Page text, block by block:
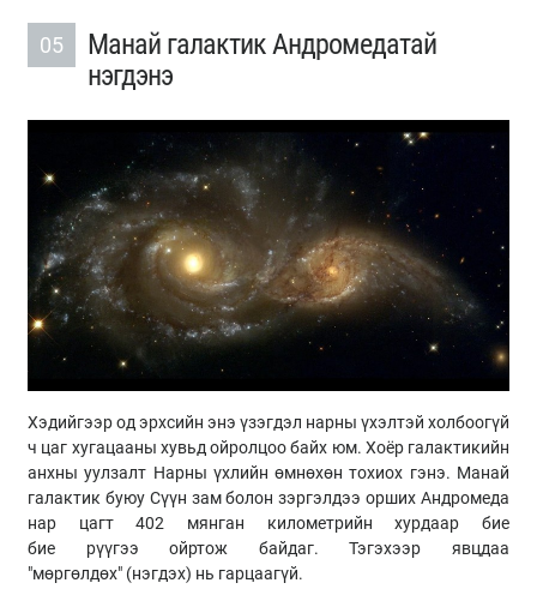
05
Манай галактик Андромедатай
нэгдэнэ
Хэдийгээр од эрхсийн энэ үзэгдэл нарны үхэлтэй холбоогүй
ч цаг хугацааны хувьд ойролцоо байх юм. Хоёр галактикийн
анхны уулзалт Нарны үхлийн өмнөхөн тохиох гэнэ. Манай
галактик буюу Сүүн зам болон зэргэлдээ орших Андромеда
нар цагт 402 мянган километрийн хурдаар бие
бие рүүгээ ойртож байдаг. Тэгэхээр явцдаа
"мөргөлдөх" (нэгдэх) нь гарцаагүй.